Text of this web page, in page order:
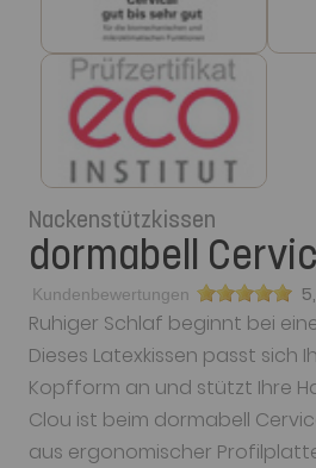
Nackenstützkissen
dormabell
Kundenbewertungen
Ruhiger Schlaf beginnt bei
Dieses Latexkissen passt sich
Kopfform an und stützt Ihre
Clou ist beim dormabell
aus ergonomischer